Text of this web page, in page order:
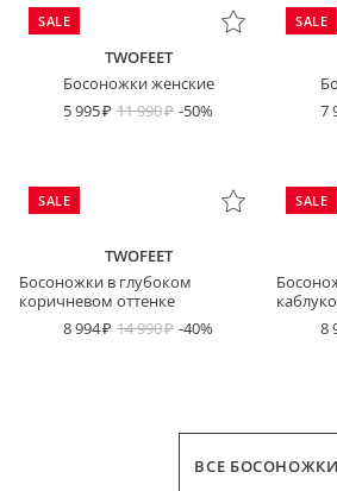
SALE
TWOFEET
Босоножки женские
5 995
11 990 -50%
SALE
7
SALE
TWOFEET
Босоножки в глубоком
коричневом оттенке
8 994
14 990 -40%
SALE
8
ВСЕ БОСОНОЖКИ